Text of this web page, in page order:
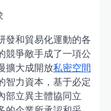
發和貿易化運動的各
競爭敵手成了一項公
擴大成開放私密空間
智力資本，基于必定
部立異主體協同立